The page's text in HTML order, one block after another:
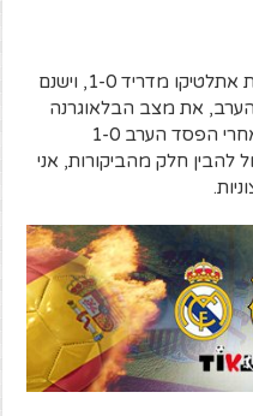
ברצלונה מנצחת במשחק העונה את אתלטיקו מדריד 1-0, וישנם
את מצב הבלאוגרנה
כאשר צ'לסי מחכה מעבר לפינה (אחרי הפסד הערב 1-0
להבין חלק מהביקורות, אני